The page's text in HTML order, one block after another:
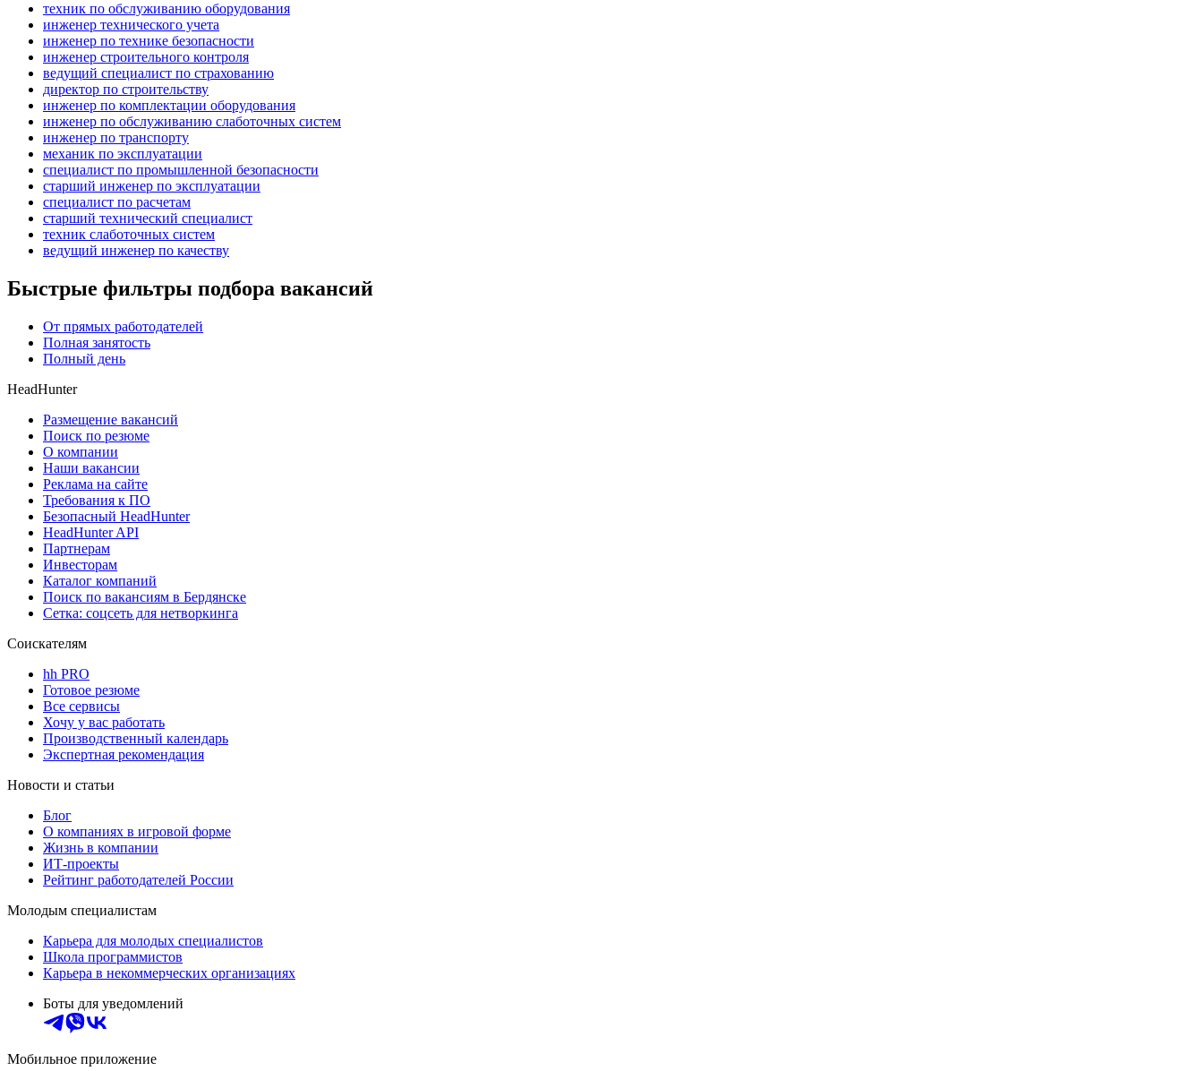
техник по обслуживанию оборудования
инженер технического учета
инженер по технике безопасности
инженер строительного контроля
ведущий специалист по страхованию
директор по строительству
инженер по комплектации оборудования
инженер по обслуживанию слаботочных систем
инженер по транспорту
механик по эксплуатации
специалист по промышленной безопасности
старший инженер по эксплуатации
специалист по расчетам
старший технический специалист
техник слаботочных систем
ведущий инженер по качеству
Быстрые фильтры подбора вакансий
От прямых работодателей
Полная занятость
Полный день
HeadHunter
Размещение вакансий
Поиск по резюме
О компании
Наши вакансии
Реклама на сайте
Требования к ПО
Безопасный HeadHunter
HeadHunter API
Партнерам
Инвесторам
Каталог компаний
Поиск по вакансиям в Бердянске
Сетка: соцсеть для нетворкинга
Соискателям
hh PRO
Готовое резюме
Все сервисы
Хочу у вас работать
Производственный календарь
Экспертная рекомендация
Новости и статьи
Блог
О компаниях в игровой форме
Жизнь в компании
ИТ-проекты
Рейтинг работодателей России
Молодым специалистам
Карьера для молодых специалистов
Школа программистов
Карьера в некоммерческих организациях
Боты для уведомлений
Мобильное приложение